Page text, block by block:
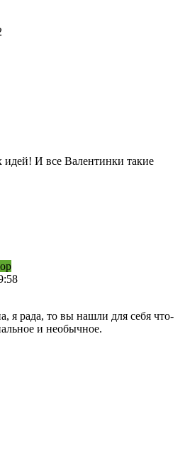
идей! И все Валентинки такие
я рада, то вы нашли для себя что-
и необычное.